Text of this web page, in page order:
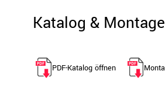
Katalog &
PDF-Katalog öffnen